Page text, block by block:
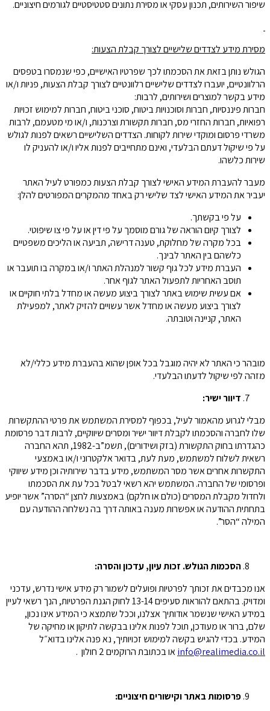
שיפור השירותים, תכנון עסקי או מסירת נתונים סטטיסטיים לגורמים חיצוניים.
מסירת מידע לצדדים שלישיים לצורך קבלת הצעות:
הגולש נותן בזאת את הסכמתו לכך שפרטיו האישיים, כפי שנמסרו בטפסים
הרלוונטיים, יועברו לצדדים שלישיים רלוונטיים לצורך קבלת הצעות, פניות ו/או
מידע בקשר למוצרים ושירותים, לרבות:
חברות פיננסיות, חברות וסוכנויות ביטוח, סוכני ביטוח, חברות למימוש זכויות
רפואיות, חברות החזרי מס, חברות תקשורת וצרכנות, ו/או מי מטעמם, לרבות
משרדי פרסום ומוקדי שירות לקוחות. הצדדים השלישיים רשאים לפנות לגולש
על פי שיקול דעתם הבלעדי, ואינם מתחייבים לפנות אליו ו/או להעניק לו
שירות כלשהו.
מעבר להעברת המידע האישי לצורך קבלת הצעות כמפורט לעיל האתר
יעביר את המידע האישי לצד שלישי רק באחד מהמקרים המפורטים להלן:
על פי בקשתך.
לצורך קיום הוראה של גורם מוסמך על פי דין או על פי צו שיפוטי.
בכל מקרה של מחלוקת, טענה דרישה, תביעה או הליכים משפטיים
כלשהם בין האתר לבינך.
העברת מידע לכל גוף קשור למנהלת האתר ו/או במקרה בו תועבר או
תוסב האחריות לתפעול האתר לגוף אחר.
אם עשית שימוש באתר לצורך ביצוע מעשה או מחדל בלתי חוקיים או
לצורך ביצוע מעשה או מחדל אשר עשויים להזיק לאתר, למפעילת
האתר, קניינה וטובתה.
מובהר כי האתר לא יהיה מוגבל בכל אופן שהוא בהעברת מידע כללי/לא
מזהה לפי שיקול לדעתו הבלעדי.
דיוור ישיר:
מבלי לגרוע מהאמור לעיל, בכפוף למסירת המשתמש את פרטי ההתקשרות
שלו לחברה והסכמתו לקבלת דיוור ישיר ומסרים שיווקיים, לרבות דבר פרסומת
כהגדרתו בחוק התקשורת (בזק ושידורים), תשמ”ב-1982, תהא החברה
רשאית לשלוח למשתמש, מעת לעת, בדואר אלקטרוני ו/או באמצעי
התקשרות אחרים אשר מסר המשתמש, מידע בדבר שירותיה וכן מידע שיווקי
ופרסומי של החברה. המשתמש יהא רשאי לבטל בכל עת את הסכמתו
ולחדול מקבלת המסרים (כולם או חלקם) באמצעות לחצן “הסרה” אשר יופיע
בתחתית ההודעה או אפשרות מענה באותה דרך בה נשלחה ההודעה עם
המילה “הסר”.
הסכמות הגולש. זכות עיון, עדכון והסרה:
אנו מכבדים את זכותך לפרטיות ופועלים לשמור רק מידע אישי נדרש, עדכני
ומדויק. בהתאם להוראות סעיפים 13-14 לחוק הגנת הפרטיות, הנך רשאי לעיין
במידע האישי שנשמר אודותיך אצלנו, וככל שתמצא כי המידע אינו נכון,
שלם, ברור או מעודכן, תוכל לפנות אלינו בבקשה לתיקון או מחיקה של
המידע. בכדי להגיש בקשה למימוש זכויותיך, נא פנה אלינו בדוא״ל
info@realimedia.co.ilאו בכתובת הרוקמים 2 חולון .
פרסומות באתר וקישורים חיצוניים: